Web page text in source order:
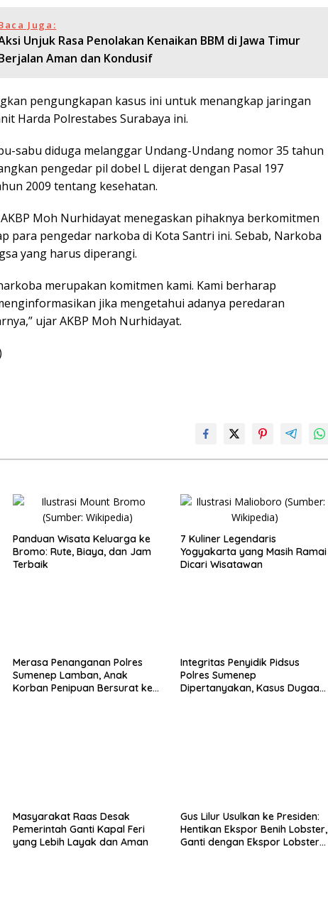
Juga:
Unjuk Rasa Penolakan Kenaikan BBM di Jawa Timur
Aman dan Kondusif
pengungkapan kasus ini untuk menangkap jaringan
Harda Polrestabes Surabaya ini.
sabu diduga melanggar Undang-Undang nomor 35 tahun
pengedar pil dobel L dijerat dengan Pasal 197
2009 tentang kesehatan.
Moh Nurhidayat menegaskan pihaknya berkomitmen
para pengedar narkoba di Kota Santri ini. Sebab, Narkoba
yang harus diperangi.
merupakan komitmen kami. Kami berharap
jika mengetahui adanya peredaran
ujar AKBP Moh Nurhidayat.
Panduan Wisata Keluarga ke
Bromo: Rute, Biaya, dan Jam
Terbaik
7 Kuliner Legendaris
Yogyakarta yang Masih Ramai
Dicari Wisatawan
Merasa Penanganan Polres
Sumenep Lamban, Anak
Korban Penipuan Bersurat ke
Integritas Penyidik Pidsus
Polres Sumenep
Dipertanyakan, Kasus Dugaan
Masyarakat Raas Desak
Pemerintah Ganti Kapal Feri
yang Lebih Layak dan Aman
Gus Lilur Usulkan ke Presiden:
Hentikan Ekspor Benih Lobster,
Ganti dengan Ekspor Lobster